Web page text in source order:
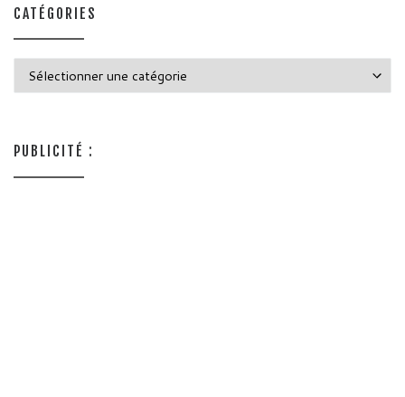
CATÉGORIES
PUBLICITÉ :